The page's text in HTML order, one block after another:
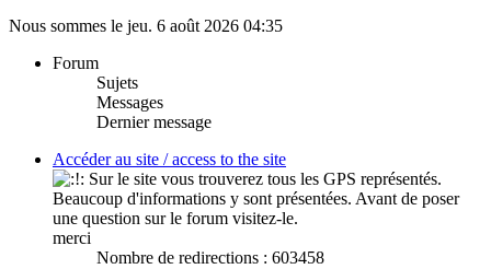
Nous sommes le jeu. 6 août 2026 04:35
Forum
Sujets
Messages
Dernier message
Accéder au site / access to the site
Sur le site vous trouverez tous les GPS représentés.
Beaucoup d'informations y sont présentées. Avant de poser
une question sur le forum visitez-le.
merci
Nombre de redirections : 603458